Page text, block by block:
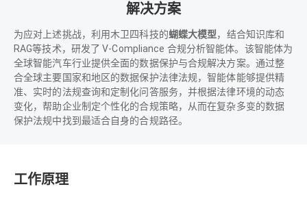
解决方案
为应对上述挑战，利用木卫四科技的蝴蝶大模型，结合知识库和
RAG等技术，研发了 V-Compliance 合规分析智能体。该智能体为
全球智能汽车行业提供全面的数据保护与合规解决方案。通过整
合全球主要国家和地区的数据保护法律法规，智能体能够提供精
准、实时的法规查询和定制化问答服务，并根据法律环境的动态
变化，帮助企业制定个性化的合规策略，从而在复杂多变的数据
保护法规中找到最适合自身的合规路径。
工作原理